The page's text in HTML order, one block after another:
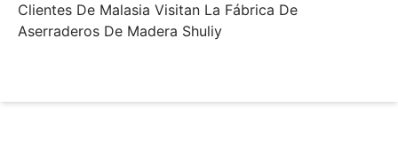
Clientes De Malasia Visitan La Fábrica De
Aserraderos De Madera Shuliy